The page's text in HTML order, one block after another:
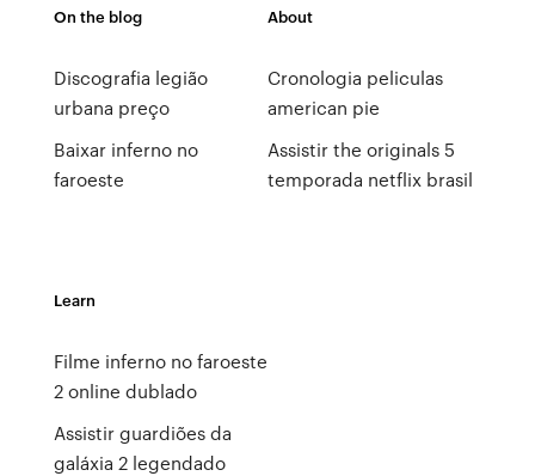
On the blog
Discografia legião
urbana preço
Baixar inferno no
faroeste
About
Cronologia peliculas
american pie
Assistir the originals 5
temporada netflix brasil
Learn
Filme inferno no faroeste
2 online dublado
Assistir guardiões da
galáxia 2 legendado